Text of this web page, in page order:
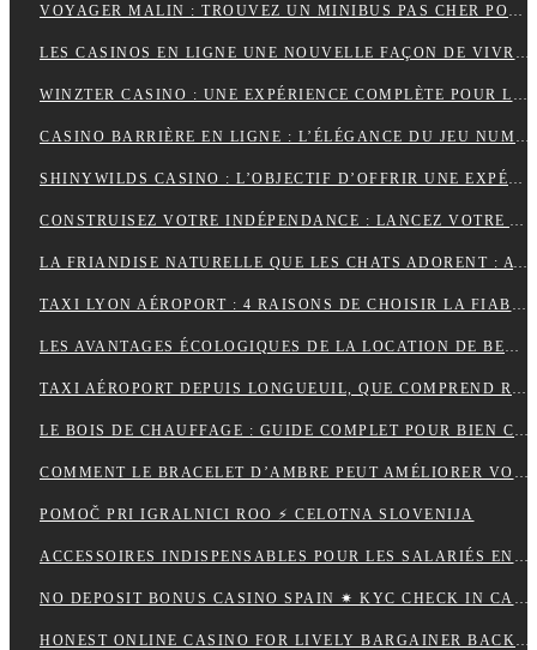
VOYAGER MALIN : TROUVEZ UN MINIBUS PAS CHER POUR VOS DÉPLACEMENTS EN GROUPE
LES CASINOS EN LIGNE UNE NOUVELLE FAÇON DE VIVRE LE JEU
WINZTER CASINO : UNE EXPÉRIENCE COMPLÈTE POUR LES AMATEURS DE JEUX EN LIGNE
CASINO BARRIÈRE EN LIGNE : L’ÉLÉGANCE DU JEU NUMÉRIQUE AU SERVICE DES JOUEURS MODERNES
SHINYWILDS CASINO : L’OBJECTIF D’OFFRIR UNE EXPÉRIENCE DE JEU EXCEPTIONNELLE ET SÉCURISÉE
CONSTRUISEZ VOTRE INDÉPENDANCE : LANCEZ VOTRE ACTIVITÉ DE MARCHAND DE BIENS OU AGENT IMMOBILIER
LA FRIANDISE NATURELLE QUE LES CHATS ADORENT : AVANTAGES ET CONSEILS
TAXI LYON AÉROPORT : 4 RAISONS DE CHOISIR LA FIABILITÉ ET LE CONFORT POUR VOS TRAJETS
LES AVANTAGES ÉCOLOGIQUES DE LA LOCATION DE BENNE
TAXI AÉROPORT DEPUIS LONGUEUIL, QUE COMPREND RÉELLEMENT LE PRIX ANNONCÉ ?
LE BOIS DE CHAUFFAGE : GUIDE COMPLET POUR BIEN CHOISIR SON COMBUSTIBLE
COMMENT LE BRACELET D’AMBRE PEUT AMÉLIORER VOTRE QUOTIDIEN
POMOČ PRI IGRALNICI ROO ⚡ CELOTNA SLOVENIJA
ACCESSOIRES INDISPENSABLES POUR LES SALARIÉS EN DÉPLACEMENT PROFESSIONNEL
NO DEPOSIT BONUS CASINO SPAIN ✷ KYC CHECK IN CANADA 🍀
HONEST ONLINE CASINO FOR LIVELY BARGAINER BACK ⚡️ CA ♦️